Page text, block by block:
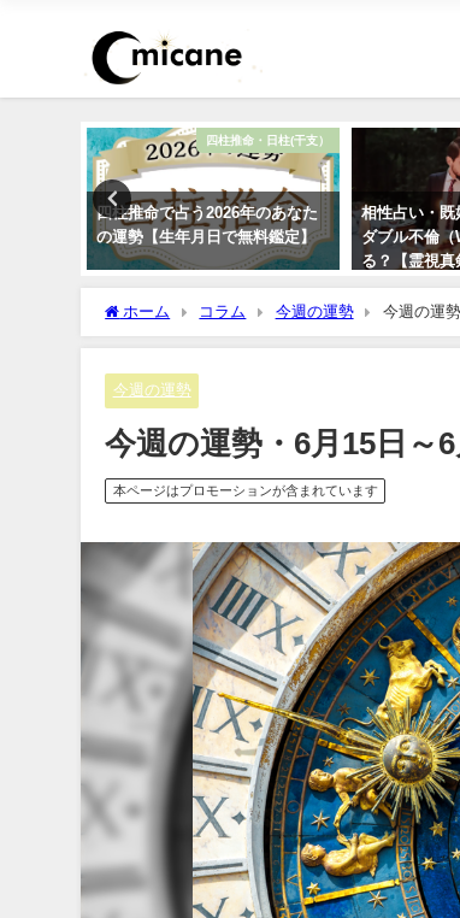
四柱推命・日柱(干支）
四柱推命で占う2026年のあなた
の運勢【生年月日で無料鑑定】
相性占い・既
ダブル不倫（
る？【霊視真
ホーム コラム 今週の運勢 今週の運
今週の運勢
今週の運勢・6月15日～
本ページはプロモーションが含まれています